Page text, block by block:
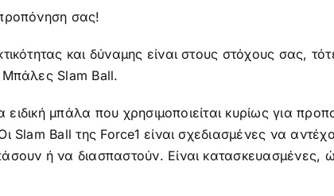
σας!
και δύναμης είναι στους στόχους σας,
Slam Ball.
ειδική μπάλα που χρησιμοποιείται κυρίως για
Slam Ball της Force1 είναι σχεδιασμένες να
ή να διασπαστούν. Είναι κατασκευασμένες,